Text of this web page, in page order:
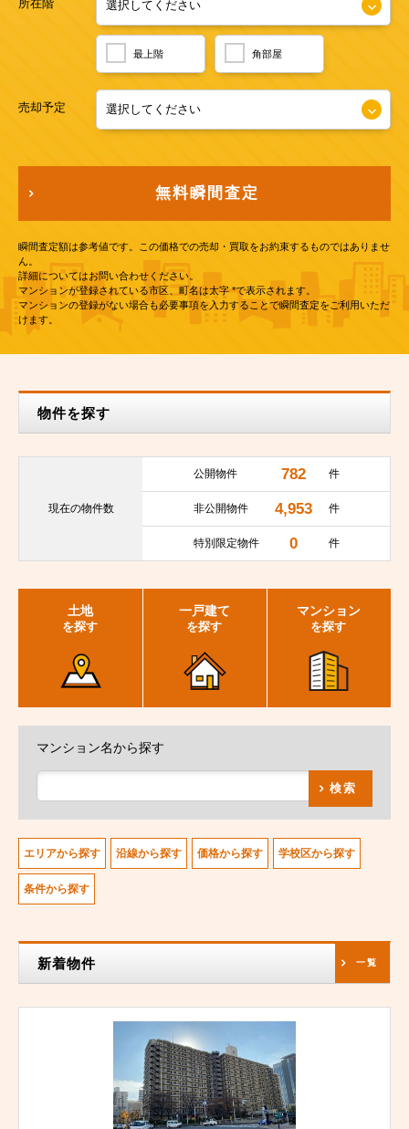
所在階
最上階 角部屋
売却予定
無料瞬間査定
瞬間査定額は参考値です。この価格での売却・買取をお約束するものではありませ
ん。
詳細についてはお問い合わせください。
マンションが登録されている市区、町名は太字 *で表示されます。
マンションの登録がない場合も必要事項を入力することで瞬間査定をご利用いただ
けます。
物件を探す
現在の物件数
公開物件 782 件
非公開物件 4,953 件
特別限定物件 0 件
土地
を探す
一戸建て
を探す
マンション
を探す
マンション名から探す
検索
エリアから探す 沿線から探す 価格から探す 学校区から探す
条件から探す
新着物件 一覧